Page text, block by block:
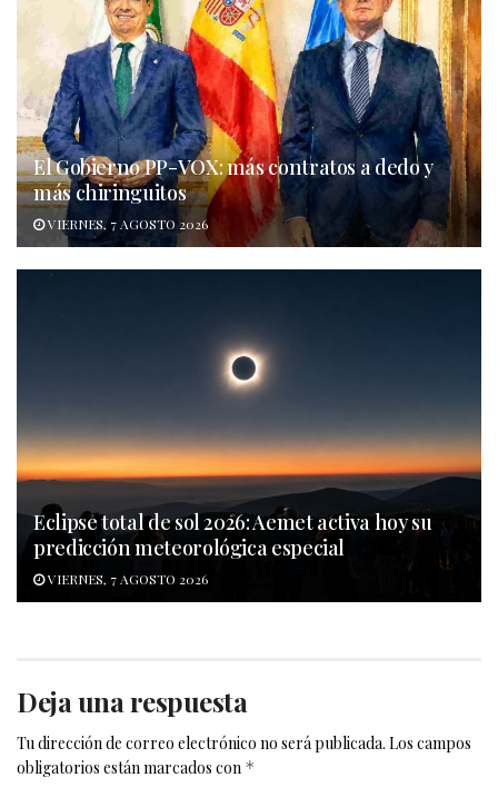
El Gobierno PP-VOX: más contratos a dedo y
más chiringuitos
VIERNES, 7 AGOSTO 2026
Eclipse total de sol 2026: Aemet activa hoy su
predicción meteorológica especial
VIERNES, 7 AGOSTO 2026
Deja una respuesta
Tu dirección de correo electrónico no será publicada. Los campos
obligatorios están marcados con *